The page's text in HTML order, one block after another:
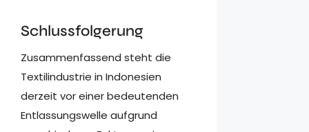
Schlussfolgerung
Zusammenfassend steht die
Textilindustrie in Indonesien
derzeit vor einer bedeutenden
Entlassungswelle aufgrund